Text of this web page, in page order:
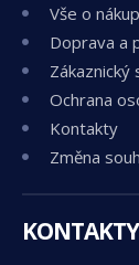
Vše o
Doprava a
Zákaznický
Ochrana
Kontakty
Změna
KONTAKTY